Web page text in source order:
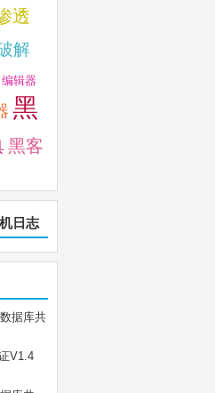
透
解
编辑器
黑
黑客
日志
据库共
V1.4